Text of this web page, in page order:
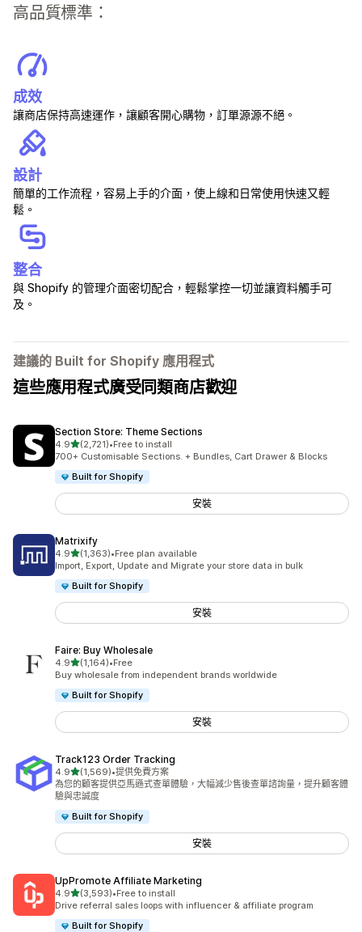
高品質標準：
成效
讓商店保持高速運作，讓顧客開心購物，訂單源源不絕。
設計
簡單的工作流程，容易上手的介面，使上線和日常使用快速又輕
鬆。
整合
與 Shopify 的管理介面密切配合，輕鬆掌控一切並讓資料觸手可
及。
建議的 Built for Shopify 應用程式
這些應用程式廣受同類商店歡迎
Section Store: Theme Sections
4.9滿分 5 顆星
(2,721)
共有 2721 則評價
•Free to install
700+ Customisable Sections. + Bundles, Cart Drawer & Blocks
Built for Shopify
安裝
Matrixify
4.9滿分 5 顆星
(1,363)
共有 1363 則評價
•Free plan available
Import, Export, Update and Migrate your store data in bulk
Built for Shopify
安裝
Faire: Buy Wholesale
4.9滿分 5 顆星
(1,164)
共有 1164 則評價
•Free
Buy wholesale from independent brands worldwide
Built for Shopify
安裝
Track123 Order Tracking
4.9滿分 5 顆星
(1,569)
共有 1569 則評價
•提供免費方案
為您的顧客提供亞馬遜式查單體驗，大幅減少售後查單諮詢量，提升顧客體
驗與忠誠度
Built for Shopify
安裝
UpPromote Affiliate Marketing
4.9滿分 5 顆星
(3,593)
共有 3593 則評價
•Free to install
Drive referral sales loops with influencer & affiliate program
Built for Shopify